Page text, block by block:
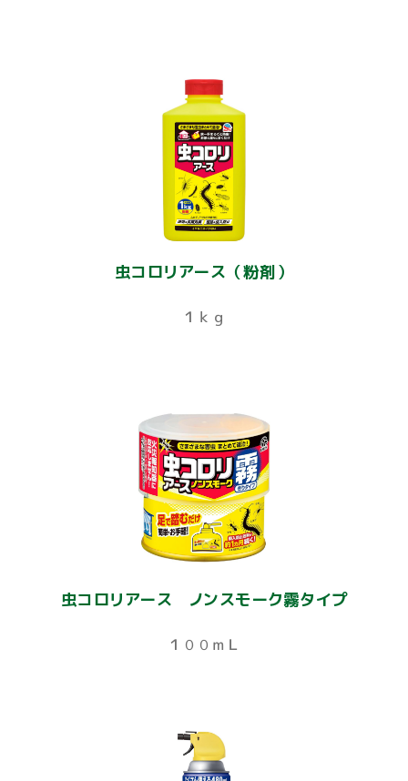
虫コロリアース（粉剤）
１ｋｇ
虫コロリアース ノンスモーク霧タイプ
１００ｍＬ